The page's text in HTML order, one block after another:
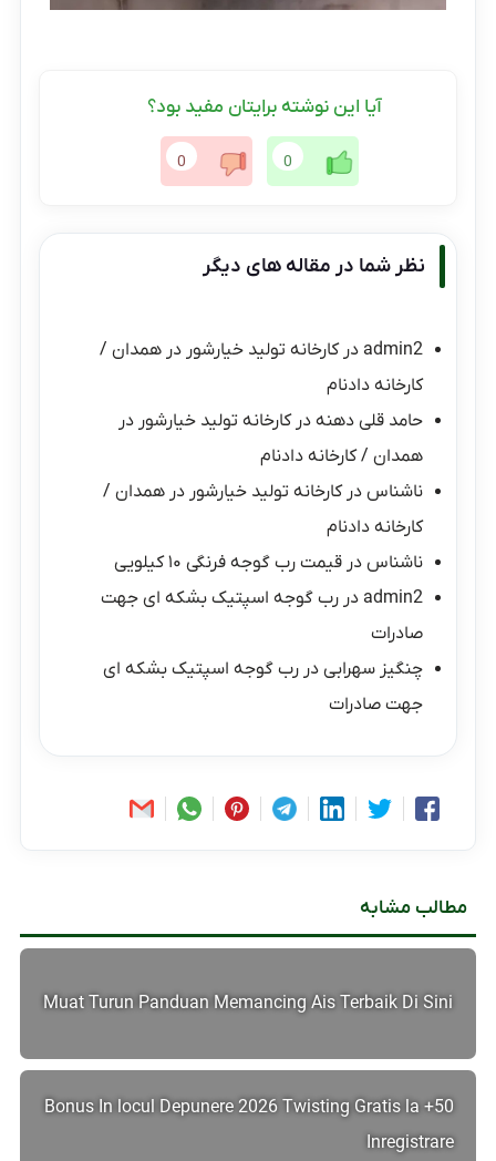
آیا این نوشته برایتان مفید بود؟
0
0
نظر شما در مقاله های دیگر
admin2 درکارخانه تولید خیارشور در همدان /
کارخانه دادنام
حامد قلی دهنه درکارخانه تولید خیارشور در
همدان / کارخانه دادنام
ناشناس درکارخانه تولید خیارشور در همدان /
کارخانه دادنام
ناشناس درقیمت رب گوجه فرنگی ۱۰ کیلویی
admin2 دررب گوجه اسپتیک بشکه ای جهت
صادرات
چنگیز سهرابی دررب گوجه اسپتیک بشکه ای
جهت صادرات
مطالب مشابه
Muat Turun Panduan Memancing Ais Terbaik Di Sini
50+ Bonus In locul Depunere 2026 Twisting Gratis la
Inregistrare